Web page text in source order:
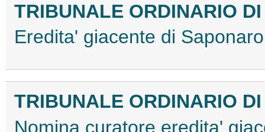
TRIBUNALE ORDINARIO
Eredita' giacente di
TRIBUNALE ORDINARIO
Nomina curatore eredita'